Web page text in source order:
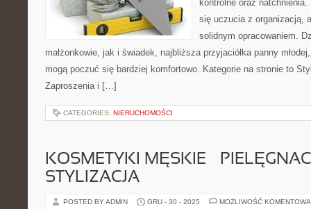
kontrolne oraz
się uczucia z organizacją,
solidnym opracowaniem.
małżonkowie, jak i świadek, najbliższa przyjaciółka panny
mogą poczuć się bardziej komfortowo. Kategorie na stronie to
Zaproszenia i […]
CATEGORIES: NIERUCHOMOŚCI
KOSMETYKI MĘSKIE –
STYLIZACJA
POSTED BY ADMIN GRU - 30 - 2025 MOŻLIWOŚĆ